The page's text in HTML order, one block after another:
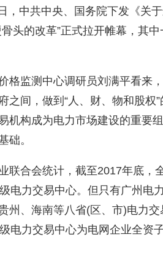
，中共中央、国务院下发《关
骨头的改革”正式拉开帷幕，其
格监测中心调研员刘满平看来
之间，做到“人、财、物和股权
机构成为电力市场建设的重要
础。
联合会统计，截至2017年底，
电力交易中心。但只有广州电
州、海南等八省(区、市)电力
电力交易中心为电网企业全资